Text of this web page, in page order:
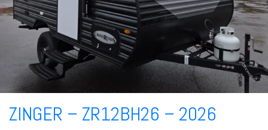
ZINGER – ZR12BH26 – 2026